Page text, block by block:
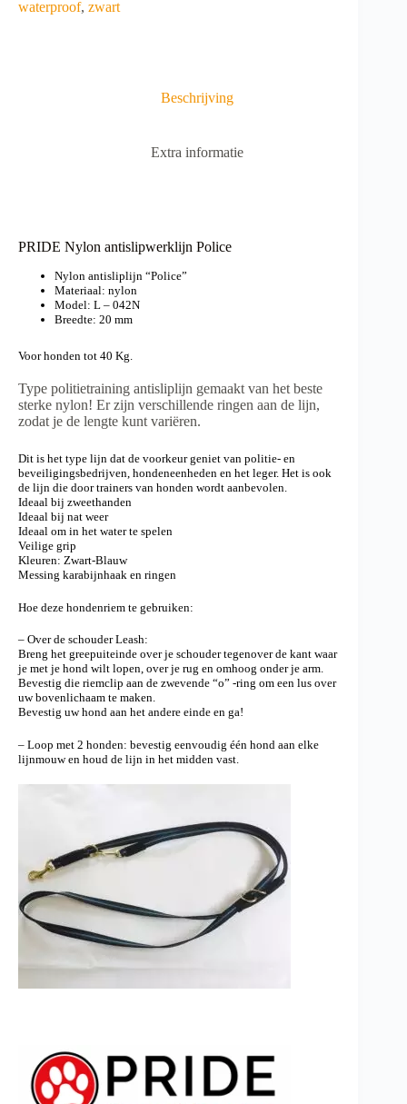
n
waterproof, zwart
Beschrijving
Extra informatie
PRIDE Nylon antislipwerklijn Police
Nylon antisliplijn “Police”
Materiaal: nylon
Model: L – 042N
Breedte: 20 mm
Voor honden tot 40 Kg.
Type politietraining antisliplijn gemaakt van het beste
sterke nylon! Er zijn verschillende ringen aan de lijn,
zodat je de lengte kunt variëren.
Dit is het type lijn dat de voorkeur geniet van politie- en
beveiligingsbedrijven, hondeneenheden en het leger. Het is ook
de lijn die door trainers van honden wordt aanbevolen.
Ideaal bij zweethanden
Ideaal bij nat weer
Ideaal om in het water te spelen
Veilige grip
Kleuren: Zwart-Blauw
Messing karabijnhaak en ringen
Hoe deze hondenriem te gebruiken:
– Over de schouder Leash:
Breng het greepuiteinde over je schouder tegenover de kant waar
je met je hond wilt lopen, over je rug en omhoog onder je arm.
Bevestig die riemclip aan de zwevende “o” -ring om een ​​lus over
uw bovenlichaam te maken.
Bevestig uw hond aan het andere einde en ga!
– Loop met 2 honden: bevestig eenvoudig één hond aan elke
lijnmouw en houd de lijn in het midden vast.